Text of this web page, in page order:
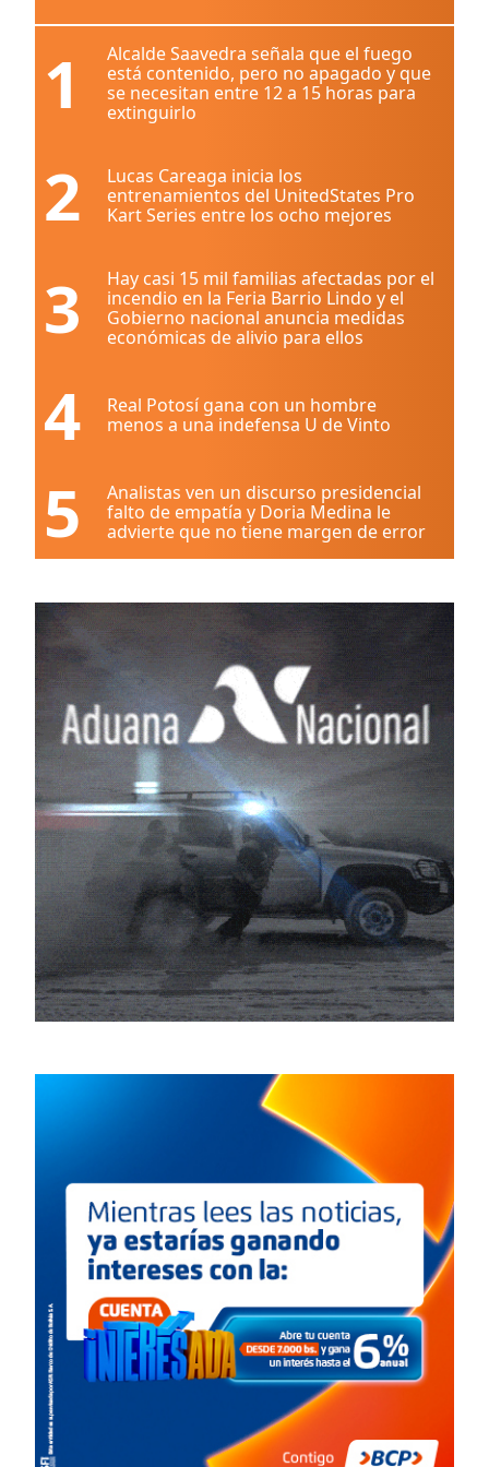
1
Alcalde Saavedra señala que el fuego
está contenido, pero no apagado y que
se necesitan entre 12 a 15 horas para
extinguirlo
2
Lucas Careaga inicia los
entrenamientos del UnitedStates Pro
Kart Series entre los ocho mejores
3
Hay casi 15 mil familias afectadas por el
incendio en la Feria Barrio Lindo y el
Gobierno nacional anuncia medidas
económicas de alivio para ellos
4
Real Potosí gana con un hombre
menos a una indefensa U de Vinto
5
Analistas ven un discurso presidencial
falto de empatía y Doria Medina le
advierte que no tiene margen de error